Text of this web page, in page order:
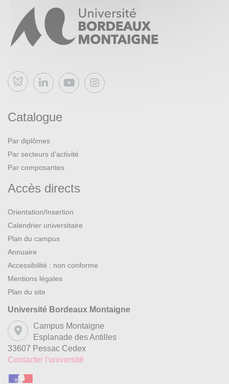
Bluesky
Catalogue
Par diplômes
Par secteurs d’activité
Par composantes
Accès directs
Orientation/Insertion
Calendrier universitaire
Plan du campus
Annuaire
Accessibilité : non conforme
Mentions légales
Plan du site
Université Bordeaux Montaigne
Campus Montaigne
Esplanade des Antilles
33607 Pessac Cedex
Contacter l'université